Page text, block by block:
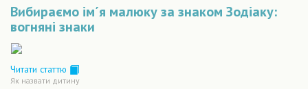
Вибираємо ім´я малюку за знаком Зодіаку:
вогняні знаки
Читати статтю
Як назвати дитину